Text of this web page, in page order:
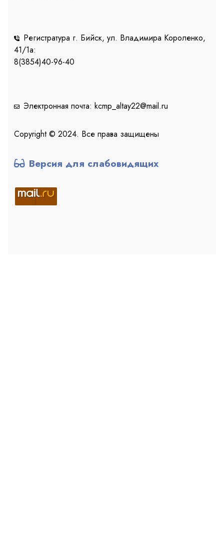
Регистратура г. Бийск, ул. Владимира Короленко,
41/1a:
8(3854)40-96-40
Электронная почта: kcmp_altay22@mail.ru
Copyright © 2024. Все права защищены
Версия для слабовидящих